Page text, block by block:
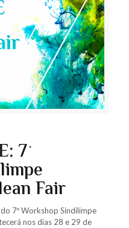
7º
Fair
7º Workshop Sindilimpe
nos dias 28 e 29 de